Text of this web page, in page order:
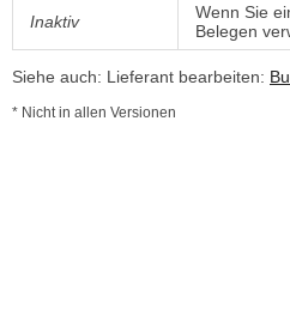
Inaktiv
Wenn Sie
Belegen
Siehe auch: Lieferant bearbeiten:
* Nicht in allen Versionen